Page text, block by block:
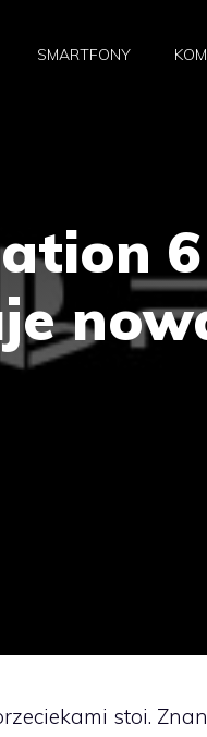
SMARTFONY
6
stoi.